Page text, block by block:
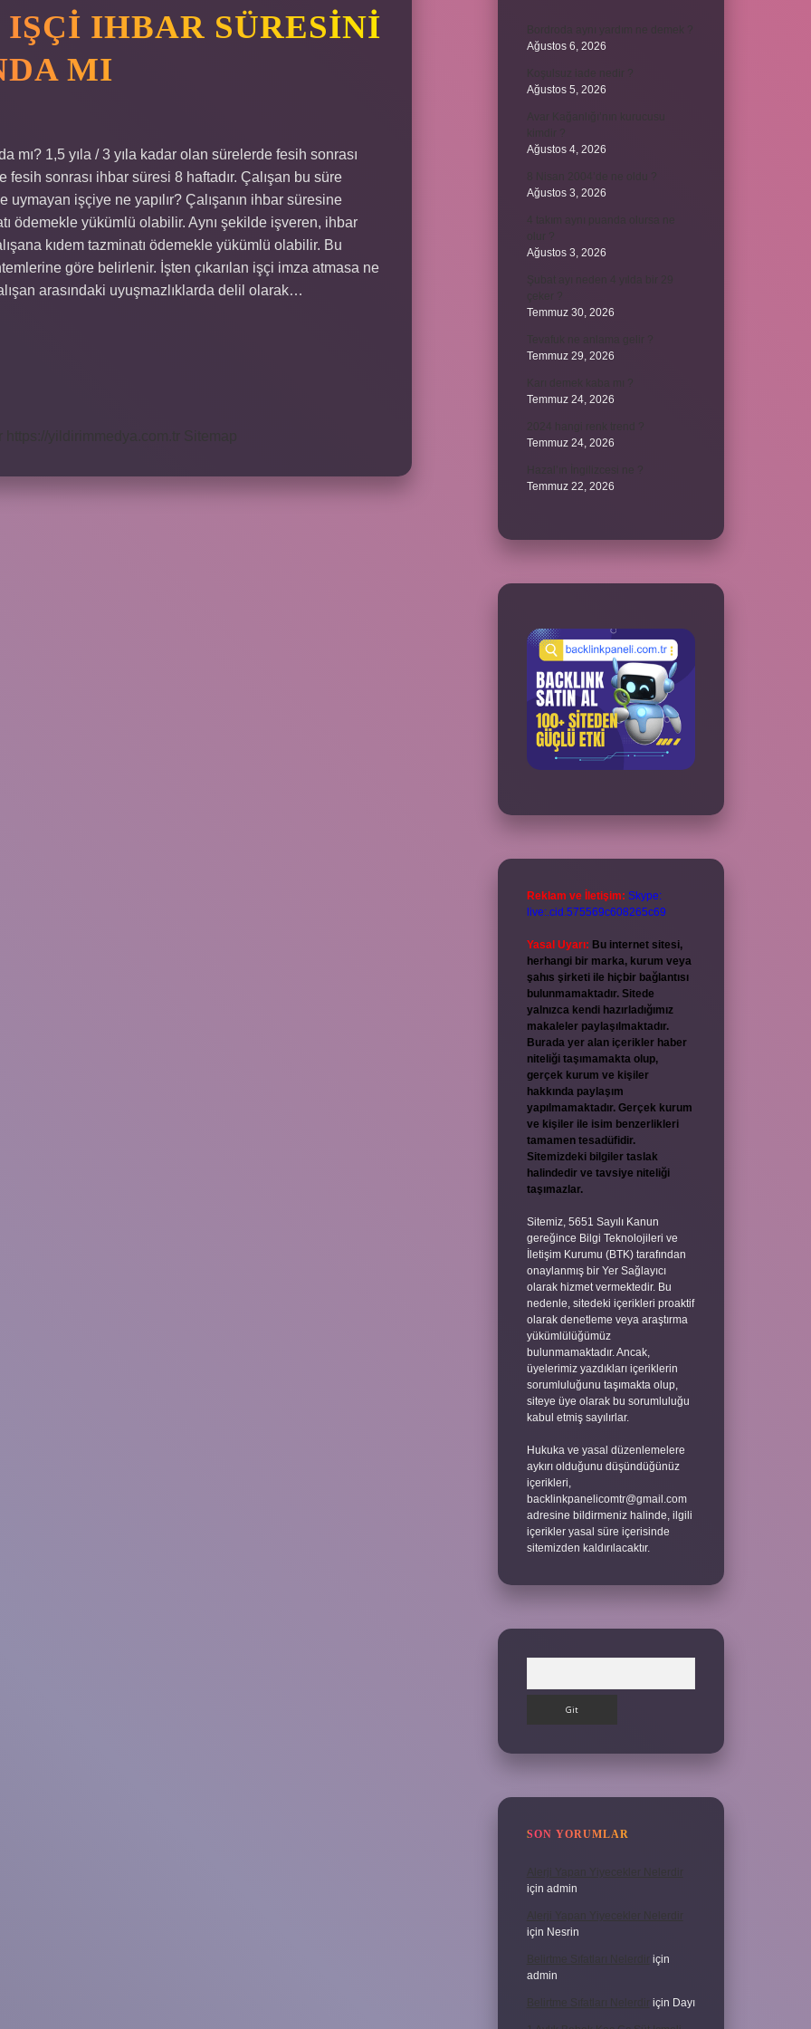
IHBAR SÜRESINI
MI
mı? 1,5 yıla / 3 yıla kadar olan sürelerde fesih sonrası
sonrası ihbar süresi 8 haftadır. Çalışan bu süre
işçiye ne yapılır? Çalışanın ihbar süresine
ödemekle yükümlü olabilir. Aynı şekilde işveren, ihbar
kıdem tazminatı ödemekle yükümlü olabilir. Bu
göre belirlenir. İşten çıkarılan işçi imza atmasa ne
arasındaki uyuşmazlıklarda delil olarak…
Ağustos 6, 2026
Ağustos 5, 2026
Ağustos 4, 2026
Ağustos 3, 2026
Ağustos 3, 2026
Temmuz 30, 2026
Temmuz 29, 2026
Temmuz 24, 2026
Temmuz 24, 2026
Temmuz 22, 2026
Reklam ve İletişim: Skype:
live:.cid.575569c608265c69
Yasal Uyarı: Bu internet sitesi,
herhangi bir marka, kurum veya
şahıs şirketi ile hiçbir bağlantısı
bulunmamaktadır. Sitede
yalnızca kendi hazırladığımız
makaleler paylaşılmaktadır.
Burada yer alan içerikler haber
niteliği taşımamakta olup,
gerçek kurum ve kişiler
hakkında paylaşım
yapılmamaktadır. Gerçek kurum
ve kişiler ile isim benzerlikleri
tamamen tesadüfidir.
Sitemizdeki bilgiler taslak
halindedir ve tavsiye niteliği
taşımazlar.
Sitemiz, 5651 Sayılı Kanun
gereğince Bilgi Teknolojileri ve
İletişim Kurumu (BTK) tarafından
onaylanmış bir Yer Sağlayıcı
olarak hizmet vermektedir. Bu
nedenle, sitedeki içerikleri proaktif
olarak denetleme veya araştırma
yükümlülüğümüz
bulunmamaktadır. Ancak,
üyelerimiz yazdıkları içeriklerin
sorumluluğunu taşımakta olup,
siteye üye olarak bu sorumluluğu
kabul etmiş sayılırlar.
Hukuka ve yasal düzenlemelere
aykırı olduğunu düşündüğünüz
içerikleri,
backlinkpanelicomtr@gmail.com
adresine bildirmeniz halinde, ilgili
içerikler yasal süre içerisinde
sitemizden kaldırılacaktır.
SON YORUMLAR
Alerji Yapan Yiyecekler Nelerdir
için admin
Alerji Yapan Yiyecekler Nelerdir
için Nesrin
Belirtme Sıfatları Nelerdir için
admin
Belirtme Sıfatları Nelerdir için Dayı